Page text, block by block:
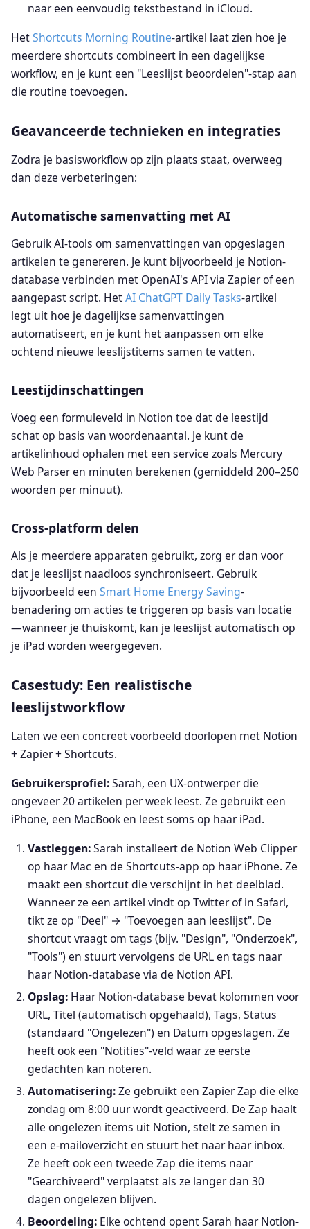
naar een eenvoudig tekstbestand in iCloud.
HetShortcuts Morning Routine-artikel laat zien hoe je
meerdere shortcuts combineert in een dagelijkse
workflow, en je kunt een "Leeslijst beoordelen"-stap aan
die routine toevoegen.
Geavanceerde technieken en integraties
Zodra je basisworkflow op zijn plaats staat, overweeg
dan deze verbeteringen:
Automatische samenvatting met AI
Gebruik AI-tools om samenvattingen van opgeslagen
artikelen te genereren. Je kunt bijvoorbeeld je Notion-
database verbinden met OpenAI's API via Zapier of een
aangepast script. HetAI ChatGPT Daily Tasks-artikel
legt uit hoe je dagelijkse samenvattingen
automatiseert, en je kunt het aanpassen om elke
ochtend nieuwe leeslijstitems samen te vatten.
Leestijdinschattingen
Voeg een formuleveld in Notion toe dat de leestijd
schat op basis van woordenaantal. Je kunt de
artikelinhoud ophalen met een service zoals Mercury
Web Parser en minuten berekenen (gemiddeld 200–250
woorden per minuut).
Cross-platform delen
Als je meerdere apparaten gebruikt, zorg er dan voor
dat je leeslijst naadloos synchroniseert. Gebruik
bijvoorbeeld een Smart Home Energy Saving-
benadering om acties te triggeren op basis van locatie
—wanneer je thuiskomt, kan je leeslijst automatisch op
je iPad worden weergegeven.
Casestudy: Een realistische
leeslijstworkflow
Laten we een concreet voorbeeld doorlopen met Notion
+ Zapier + Shortcuts.
Gebruikersprofiel:Sarah, een UX-ontwerper die
ongeveer 20 artikelen per week leest. Ze gebruikt een
iPhone, een MacBook en leest soms op haar iPad.
Vastleggen:Sarah installeert de Notion Web Clipper
op haar Mac en de Shortcuts-app op haar iPhone. Ze
maakt een shortcut die verschijnt in het deelblad.
Wanneer ze een artikel vindt op Twitter of in Safari,
tikt ze op "Deel" → "Toevoegen aan leeslijst". De
shortcut vraagt om tags (bijv. "Design", "Onderzoek",
"Tools") en stuurt vervolgens de URL en tags naar
haar Notion-database via de Notion API.
Opslag: Haar Notion-database bevat kolommen voor
URL, Titel (automatisch opgehaald), Tags, Status
(standaard "Ongelezen") en Datum opgeslagen. Ze
heeft ook een "Notities"-veld waar ze eerste
gedachten kan noteren.
Automatisering:Ze gebruikt een Zapier Zap die elke
zondag om 8:00 uur wordt geactiveerd. De Zap haalt
alle ongelezen items uit Notion, stelt ze samen in
een e-mailoverzicht en stuurt het naar haar inbox.
Ze heeft ook een tweede Zap die items naar
"Gearchiveerd" verplaatst als ze langer dan 30
dagen ongelezen blijven.
Beoordeling: Elke ochtend opent Sarah haar Notion-